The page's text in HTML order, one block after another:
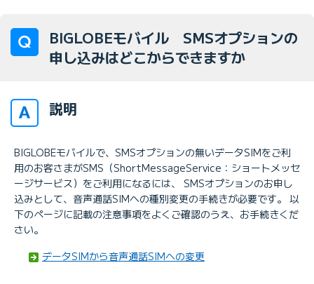
BIGLOBEモバイル SMSオプションの
申し込みはどこからできますか
説明
BIGLOBEモバイルで、SMSオプションの無いデータSIMをご利
用のお客さまがSMS（ShortMessageService：ショートメッセ
ージサービス）をご利用になるには、 SMSオプションのお申し
込みとして、音声通話SIMへの種別変更の手続きが必要です。 以
下のページに記載の注意事項をよくご確認のうえ、お手続きくだ
さい。
データSIMから音声通話SIMへの変更